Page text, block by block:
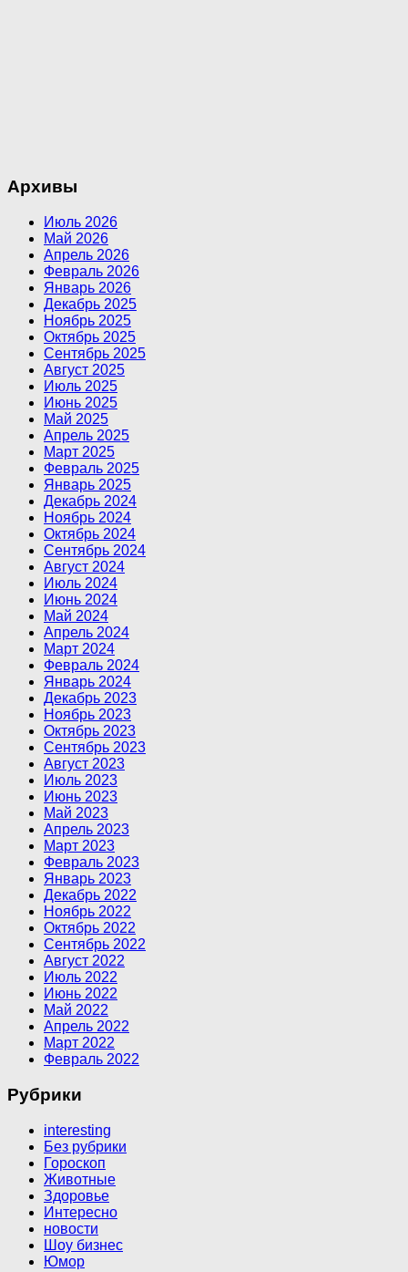
Архивы
Июль 2026
Май 2026
Апрель 2026
Февраль 2026
Январь 2026
Декабрь 2025
Ноябрь 2025
Октябрь 2025
Сентябрь 2025
Август 2025
Июль 2025
Июнь 2025
Май 2025
Апрель 2025
Март 2025
Февраль 2025
Январь 2025
Декабрь 2024
Ноябрь 2024
Октябрь 2024
Сентябрь 2024
Август 2024
Июль 2024
Июнь 2024
Май 2024
Апрель 2024
Март 2024
Февраль 2024
Январь 2024
Декабрь 2023
Ноябрь 2023
Октябрь 2023
Сентябрь 2023
Август 2023
Июль 2023
Июнь 2023
Май 2023
Апрель 2023
Март 2023
Февраль 2023
Январь 2023
Декабрь 2022
Ноябрь 2022
Октябрь 2022
Сентябрь 2022
Август 2022
Июль 2022
Июнь 2022
Май 2022
Апрель 2022
Март 2022
Февраль 2022
Рубрики
interesting
Без рубрики
Гороскоп
Животные
Здоровье
Интересно
новости
Шоу бизнес
Юмор